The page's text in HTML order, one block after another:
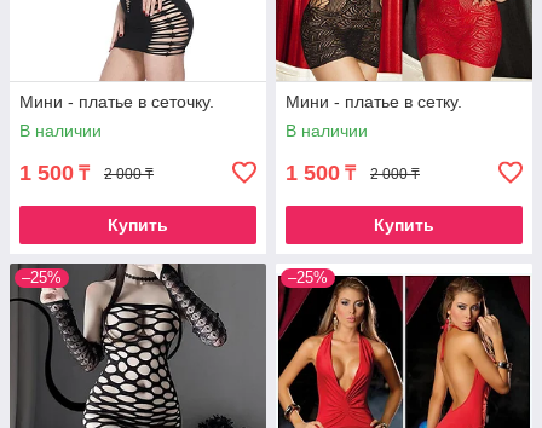
Мини - платье в сеточку.
В наличии
1 500 ₸ 2 000 ₸
Купить
Мини - платье в сетку.
В наличии
1 500 ₸ 2 000 ₸
Купить
–25% –25%